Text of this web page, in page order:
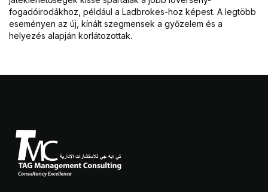
fogadóirodákhoz, például a Ladbrokes-hoz képest. A legtöbb
eseményen az új, kínált szegmensek a győzelem és a
helyezés alapján korlátozottak.